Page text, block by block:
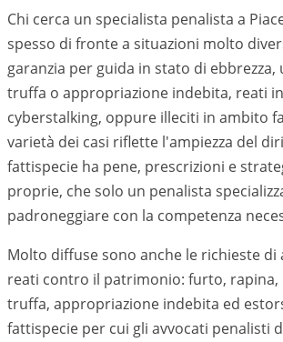
Chi cerca un specialista penalista a
spesso di fronte a situazioni molto
garanzia per guida in stato di ebbrezza,
truffa o appropriazione indebita, reati
cyberstalking, oppure illeciti in ambito
varietà dei casi riflette l'ampiezza del
fattispecie ha pene, prescrizioni e
proprie, che solo un penalista
padroneggiare con la competenza
Molto diffuse sono anche le richieste di
reati contro il patrimonio: furto, rapina,
truffa, appropriazione indebita ed
fattispecie per cui gli avvocati penalisti